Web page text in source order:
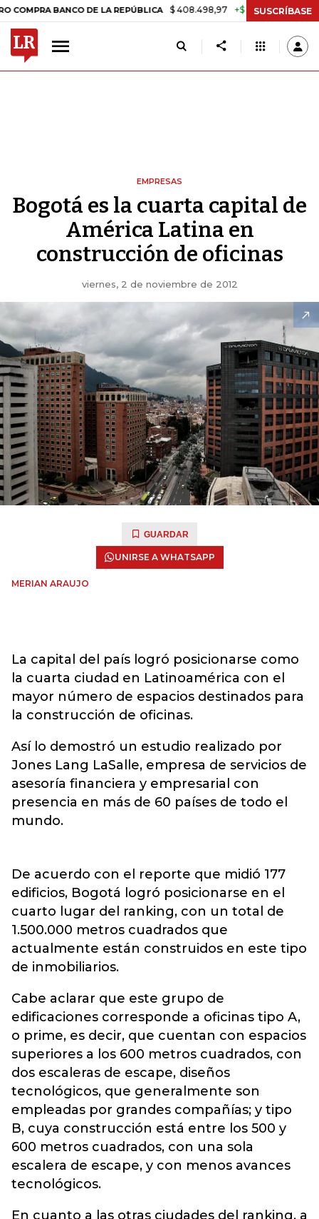
BANCO DE LA REPÚBLICA $ 408.498,97 +$ 8.753,81 +2,19%
SUSCRÍBASE
EMPRESAS
Bogotá es la cuarta capital de
América Latina en
construcción de oficinas
viernes, 2 de noviembre de 2012
GUARDAR
UNIRSE A WHATSAPP
MERIAN ARAUJO
La capital del país logró posicionarse como
la cuarta ciudad en Latinoamérica con el
mayor número de espacios destinados para
la construcción de oficinas.
Así lo demostró un estudio realizado por
Jones Lang LaSalle, empresa de servicios de
asesoría financiera y empresarial con
presencia en más de 60 países de todo el
mundo.
De acuerdo con el reporte que midió 177
edificios, Bogotá logró posicionarse en el
cuarto lugar del ranking, con un total de
1.500.000 metros cuadrados que
actualmente están construidos en este tipo
de inmobiliarios.
Cabe aclarar que este grupo de
edificaciones corresponde a oficinas tipo A,
o prime, es decir, que cuentan con espacios
superiores a los 600 metros cuadrados, con
dos escaleras de escape, diseños
tecnológicos, que generalmente son
empleadas por grandes compañías; y tipo
B, cuya construcción está entre los 500 y
600 metros cuadrados, con una sola
escalera de escape, y con menos avances
tecnológicos.
En cuanto a las otras ciudades del ranking, a